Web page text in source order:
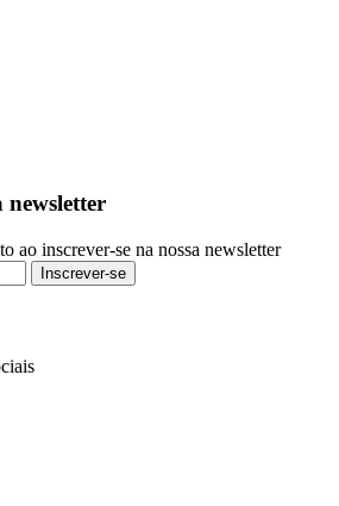
newsletter
ao inscrever-se na nossa newsletter
Inscrever-se